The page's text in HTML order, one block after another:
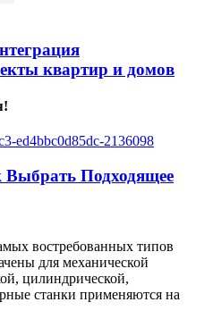
квартир и домов
Подходящее
востребованных типов
для механической
цилиндрической,
станки применяются на